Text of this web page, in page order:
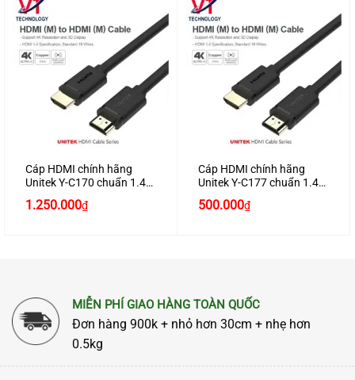
Cáp HDMI chính hãng
Unitek Y-C170 chuẩn 1.4
dài 25M hỗ trợ 3D , 4K*2K
cao cấp
1.250.000₫
Cáp HDMI chính hãng
Unitek Y-C177 chuẩn 1.4
dài 12M hỗ trợ 3D , 4K*2K
cao cấp
500.000₫
MIỄN PHÍ GIAO HÀNG TOÀN QUỐC
Đơn hàng 900k + nhỏ hơn 30cm + nhẹ hơn
0.5kg